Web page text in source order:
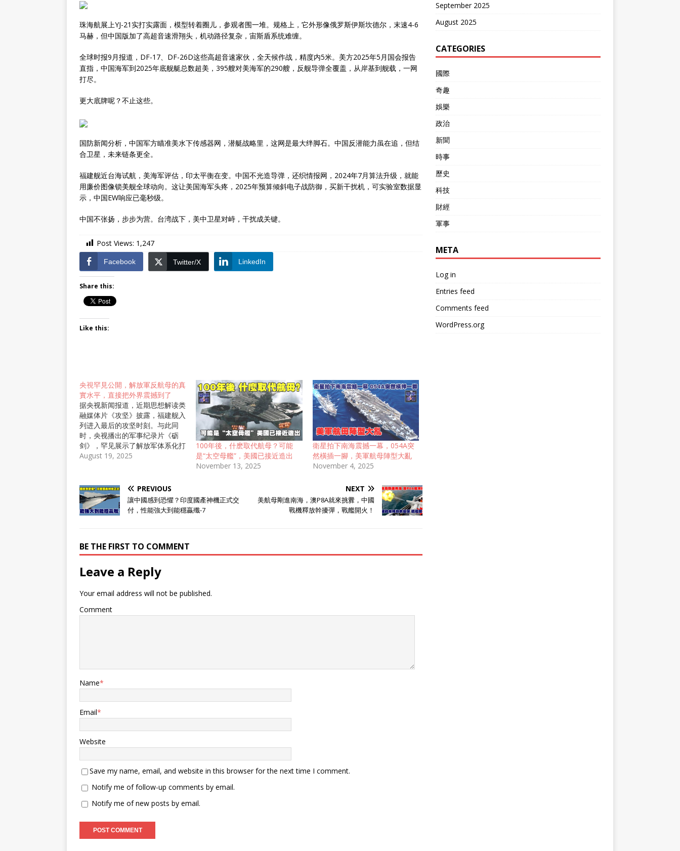
珠海航展上YJ-21实打实露面，模型转着圈儿，参观者围一堆。规格上，它外形像俄罗斯伊斯坎德尔，末速4-6
马赫，但中国版加了高超音速滑翔头，机动路径复杂，宙斯盾系统难缠。
全球时报9月报道，DF-17、DF-26D这些高超音速家伙，全天候作战，精度内5米。美方2025年5月国会报告
直指，中国海军到2025年底舰艇总数超美，395艘对美海军的290艘，反舰导弹全覆盖，从岸基到舰载，一网
打尽。
更大底牌呢？不止这些。
国防新闻分析，中国军方瞄准美水下传感器网，潜艇战略里，这网是最大绊脚石。中国反潜能力虽在追，但结
合卫星，未来链条更全。
福建舰近台海试航，美海军评估，印太平衡在变。中国不光造导弹，还织情报网，2024年7月算法升级，就能
用廉价图像锁美舰全球动向。这让美国海军头疼，2025年预算倾斜电子战防御，买新干扰机，可实验室数据显
示，中国EW响应已毫秒级。
中国不张扬，步步为营。台湾战下，美中卫星对峙，干扰成关键。
Post Views: 1,247
Facebook Twitter/X LinkedIn
Share this:
Like this:
央視罕見公開，解放軍反航母的真
實水平，直接把外界震撼到了
据央视新闻报道，近期思想解读类
融媒体片《攻坚》披露，福建舰入
列进入最后的攻坚时刻。与此同
时，央视播出的军事纪录片《砺
剑》，罕见展示了解放军体系化打
击航母的作战流程，其先进程度令
球关注焦点。 福建舰自2024年5
月1日开启首次海试，至今已一年
多，期间多次海试稳步推进。如今
进入攻坚阶段，关键在于实现诸多
是重中之重。《攻坚》中虽未完整
展示歼 - 15T舰载机弹射瞬间，但
调度流程、口令及战机离舰声效，
已证实该系统进入关键测试环节。
合电力系统，相比美制系统，能量
损耗更低，故障率锐减，陆基试验
还实现千次弹射“零事故”，这为电
是“交装即交战斗力”，最大程度缩
短装备形成战斗力的周期。这意味
着福建舰一旦服役，便能迅速投入
用。而且，福建舰还需完成与各类
舰载机的适配与磨合，包括歼 -
15T、空警 - 600预警机及攻击 -
11无人机等，构建起完整、高效
的航母舰载机作战体系。 《砺
剑》展示的反航母作战流程，
以“发现 - 定位 - 打击 - 评估”为核
构建起强大的“杀伤链”。 太空侦察
卫星打响“第一枪”，对太平洋海域
进行大范围、高频率扫描。通过高
分辨率成像和电子信号侦测，初步
锁定敌方航母战斗群坐标。为应对
卫星可能被干扰或致盲的极端情
August 19, 2025
100年後，什麽取代航母？可能
是“太空母艦”，美國已接近造出
November 13, 2025
衛星拍下南海震撼一幕，054A突
然橫插一腳，美軍航母陣型大亂
November 4, 2025
PREVIOUS
讓中國感到恐懼？印度國產神機正式交
付，性能強大到能穩贏殲-7
NEXT
美航母剛進南海，澳P8A就來挑釁，中國
戰機釋放幹擾彈，戰艦開火！
BE THE FIRST TO COMMENT
Leave a Reply
Your email address will not be published.
Comment
Name*
Email*
Website
Save my name, email, and website in this browser for the next time I comment.
Notify me of follow-up comments by email.
Notify me of new posts by email.
September 2025
August 2025
CATEGORIES
國際
奇趣
娛樂
政治
新聞
時事
歷史
科技
財經
軍事
META
Log in
Entries feed
Comments feed
WordPress.org